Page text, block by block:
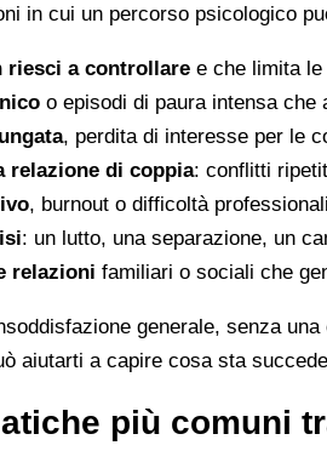
in cui un percorso psicologico
riesci a controllare e che limita
o episodi di paura intensa che
, perdita di interesse per le
relazione di coppia: conflitti
, burnout o difficoltà
: un lutto, una separazione, un
relazioni familiari o sociali che
generale, senza
aiutarti a capire cosa sta
più comuni